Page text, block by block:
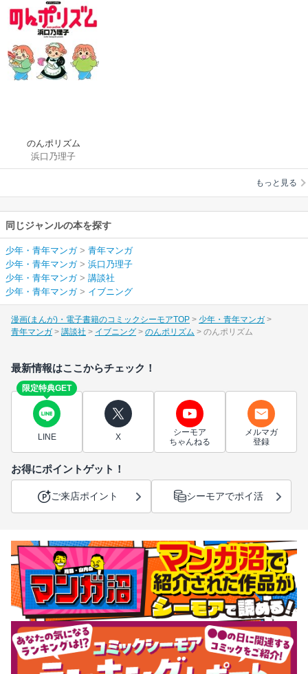
のんポリズム
浜口乃理子
もっと見る
同じジャンルの本を探す
少年・青年マンガ> 青年マンガ
少年・青年マンガ> 浜口乃理子
少年・青年マンガ> 講談社
少年・青年マンガ> イブニング
漫画(まんが)・電子書籍のコミックシーモアTOP
少年・青年マンガ
青年マンガ
講談社 イブニング のんポリズム のんポリズム
最新情報はここからチェック！
限定特典GET
LINE X
シーモア
ちゃんねる
メルマガ
登録
お得にポイントゲット！
ご来店ポイント シーモアでポイ活